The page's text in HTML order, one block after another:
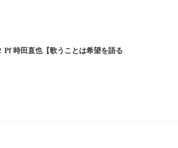
時田直也【歌うことは希望を語る